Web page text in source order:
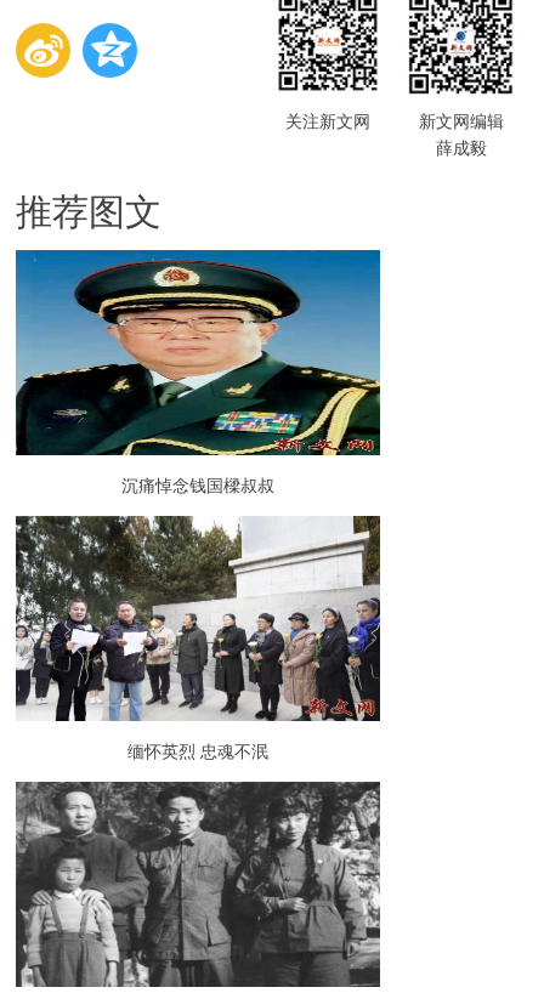
关注新文网
新文网编辑
薛成毅
推荐图文
沉痛悼念钱国樑叔叔
缅怀英烈 忠魂不泯